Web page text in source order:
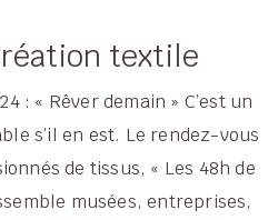
textile
: « Rêver demain » C’est un
s’il en est. Le rendez-vous
de tissus, « Les 48h de
musées, entreprises,